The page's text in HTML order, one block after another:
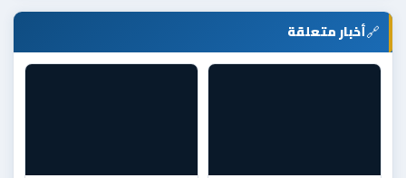
🔗أخبار متعلقة